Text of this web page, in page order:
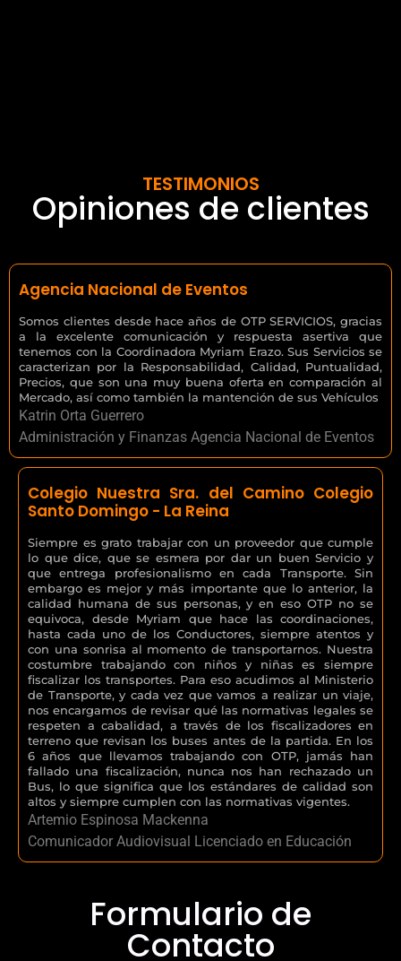
TESTIMONIOS
Opiniones de clientes
Agencia Nacional de Eventos
Somos clientes desde hace años de OTP SERVICIOS, gracias
a la excelente comunicación y respuesta asertiva que
tenemos con la Coordinadora Myriam Erazo. Sus Servicios se
caracterizan por la Responsabilidad, Calidad, Puntualidad,
Precios, que son una muy buena oferta en comparación al
Mercado, así como también la mantención de sus Vehículos
Katrin Orta Guerrero
Administración y Finanzas Agencia Nacional de Eventos
Colegio Nuestra Sra. del Camino Colegio
Santo Domingo - La Reina
Siempre es grato trabajar con un proveedor que cumple
lo que dice, que se esmera por dar un buen Servicio y
que entrega profesionalismo en cada Transporte. Sin
embargo es mejor y más importante que lo anterior, la
calidad humana de sus personas, y en eso OTP no se
equivoca, desde Myriam que hace las coordinaciones,
hasta cada uno de los Conductores, siempre atentos y
con una sonrisa al momento de transportarnos. Nuestra
costumbre trabajando con niños y niñas es siempre
fiscalizar los transportes. Para eso acudimos al Ministerio
de Transporte, y cada vez que vamos a realizar un viaje,
nos encargamos de revisar qué las normativas legales se
respeten a cabalidad, a través de los fiscalizadores en
terreno que revisan los buses antes de la partida. En los
6 años que llevamos trabajando con OTP, jamás han
fallado una fiscalización, nunca nos han rechazado un
Bus, lo que significa que los estándares de calidad son
altos y siempre cumplen con las normativas vigentes.
Artemio Espinosa Mackenna
Comunicador Audiovisual Licenciado en Educación
Formulario de
Contacto